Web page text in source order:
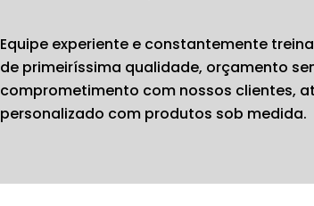
Equipe experiente e constantemente
de primeiríssima qualidade, orçamento
comprometimento com nossos clientes,
personalizado com produtos sob medida.